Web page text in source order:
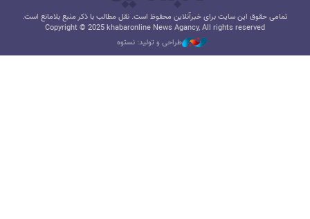
تمامی حقوق این سایت برای خبرآنلاین محفوظ است. نقل مطالب با ذکر منبع بلامانع است.
Copyright © 2025 khabaronline News Agancy, All rights reserved
طراحی و تولید: نستوه